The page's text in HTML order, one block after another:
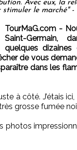
Avec eux, la
le marché" -
TourMaG.com -
Saint-Germain,
quelques
de vous
dans les
à côté. J’étais
grosse fumée
photos